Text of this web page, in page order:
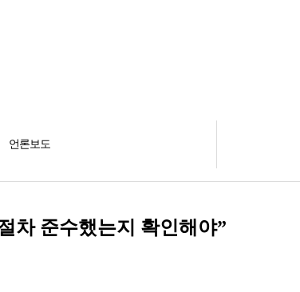
언론보도
차 준수했는지 확인해야”